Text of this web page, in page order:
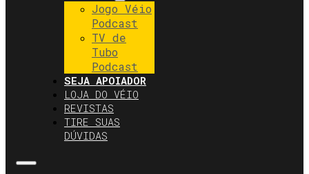
Jogo Véio
Podcast
TV de
Tubo
Podcast
SEJA APOIADOR
LOJA DO VÉIO
REVISTAS
TIRE SUAS
DÚVIDAS